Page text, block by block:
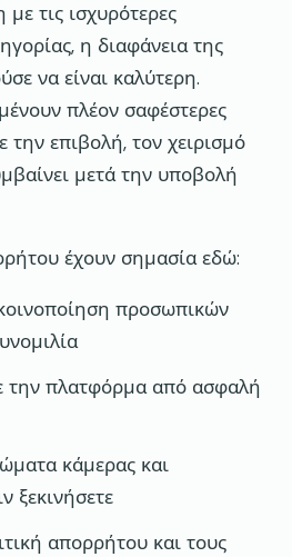
τις ισχυρότερες
η διαφάνεια της
να είναι καλύτερη.
πλέον σαφέστερες
την επιβολή, τον χειρισμό
μετά την υποβολή
έχουν σημασία εδώ:
προσωπικών
την πλατφόρμα από ασφαλή
κάμερας και
ξεκινήσετε
απορρήτου και τους